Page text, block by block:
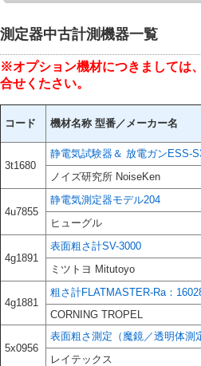
測定器中古計測機器一覧
※オプション機材につきましては
合せくたさい。
コード 機材名称 型番／メーカー名
3t1680
静電気試験器＆ 放電ガンESS-
ノイズ研究所 NoiseKen
4u7855
静電気測定器モデル204
ヒューグル
4g1891
表面粗さ計SV-3000
ミツトヨ Mitutoyo
4g1881
粗さ計FLATMASTER-Ra：
CORNING TROPEL
5x0956
表面粗さ測定（魔鏡／透明体測
レイテックス